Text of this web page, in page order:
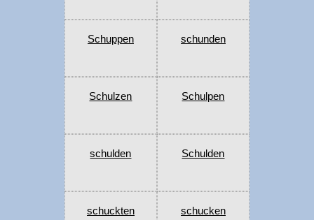
Schuppen schunden
Schulzen Schulpen
schulden Schulden
schuckten schucken